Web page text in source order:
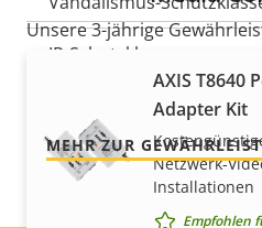
IP-Schutzklasse
Nachlackierungsgeeignet
Nachhaltigkeit
AXIS T8640
Adapter Kit
Netzwerk-
Installationen
Empfohlen
Unsere 3-jährige
MEHR ZUR